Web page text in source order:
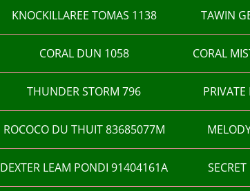
KNOCKILLAREE TOMAS 1138 TAWIN
CORAL DUN 1058 CORAL
THUNDER STORM 796
ROCOCO DU THUIT 83685077M
DEXTER LEAM PONDI 91404161A